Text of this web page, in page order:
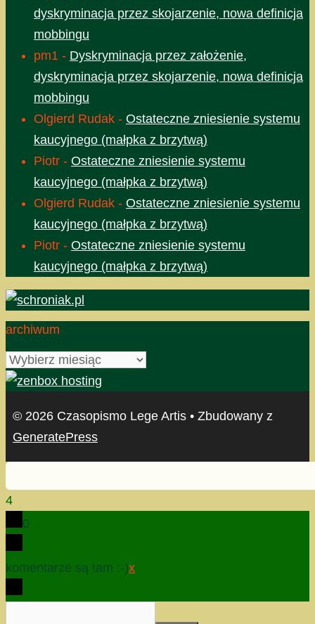
dyskryminacja przez skojarzenie, nowa definicja
mobbingu
pm1 - Dyskryminacja przez założenie,
dyskryminacja przez skojarzenie, nowa definicja
mobbingu
Olgierd Rudak - Ostateczne zniesienie systemu
kaucyjnego (małpka z brzytwą)
Piotr - Ostateczne zniesienie systemu
kaucyjnego (małpka z brzytwą)
Olgierd Rudak - Ostateczne zniesienie systemu
kaucyjnego (małpka z brzytwą)
Piotr - Ostateczne zniesienie systemu
kaucyjnego (małpka z brzytwą)
archiwum
archiwum
© 2026 Czasopismo Lege Artis • Zbudowany z
GeneratePress
4
0
komentarze są tam :-)x